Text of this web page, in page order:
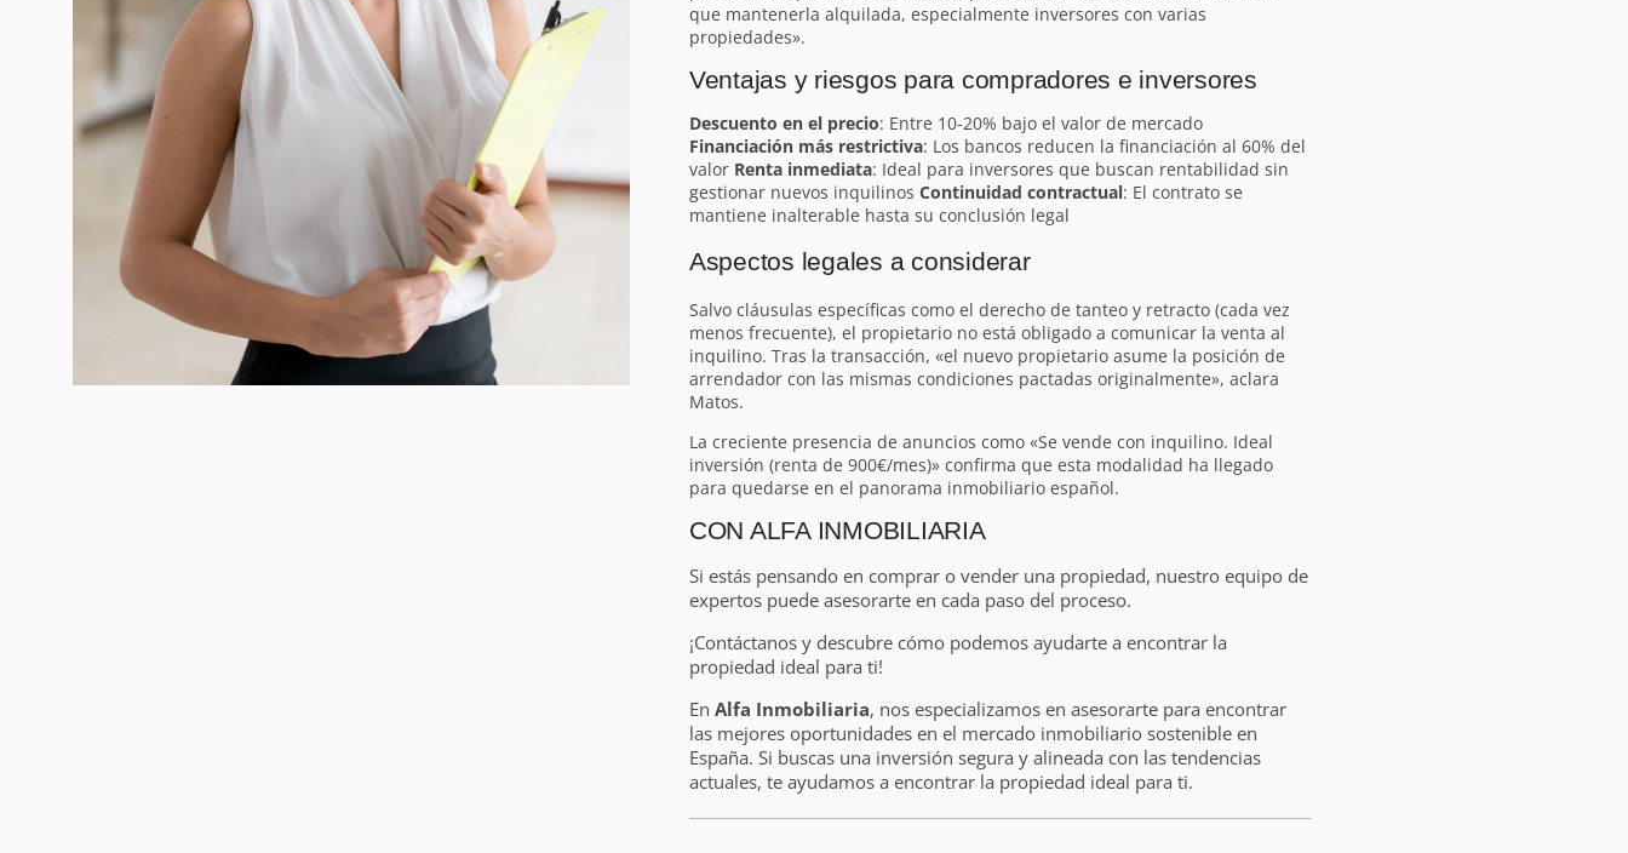
que mantenerla alquilada, especialmente inversores con varias
propiedades».
Ventajas y riesgos para compradores e inversores
Descuento en el precio: Entre 10-20% bajo el valor de mercado
Financiación más restrictiva: Los bancos reducen la financiación al 60% del
valor Renta inmediata: Ideal para inversores que buscan rentabilidad sin
gestionar nuevos inquilinos Continuidad contractual: El contrato se
mantiene inalterable hasta su conclusión legal
Aspectos legales a considerar
Salvo cláusulas específicas como el derecho de tanteo y retracto (cada vez
menos frecuente), el propietario no está obligado a comunicar la venta al
inquilino. Tras la transacción, «el nuevo propietario asume la posición de
arrendador con las mismas condiciones pactadas originalmente», aclara
Matos.
La creciente presencia de anuncios como «Se vende con inquilino. Ideal
inversión (renta de 900€/mes)» confirma que esta modalidad ha llegado
para quedarse en el panorama inmobiliario español.
CON ALFA INMOBILIARIA
Si estás pensando en comprar o vender una propiedad, nuestro equipo de
expertos puede asesorarte en cada paso del proceso.
¡Contáctanos y descubre cómo podemos ayudarte a encontrar la
propiedad ideal para ti!
En Alfa Inmobiliaria, nos especializamos en asesorarte para encontrar
las mejores oportunidades en el mercado inmobiliario sostenible en
España. Si buscas una inversión segura y alineada con las tendencias
actuales, te ayudamos a encontrar la propiedad ideal para ti.